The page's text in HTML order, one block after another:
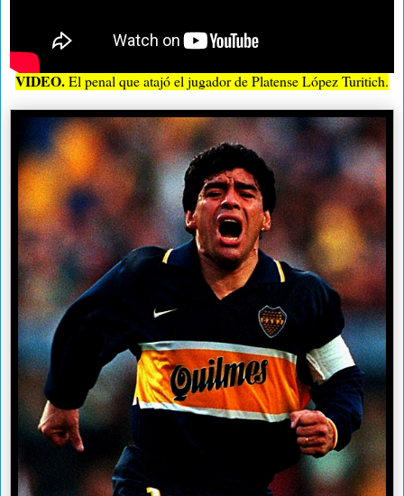
VIDEO.El penal que atajó el jugador de Platense López Turitich.